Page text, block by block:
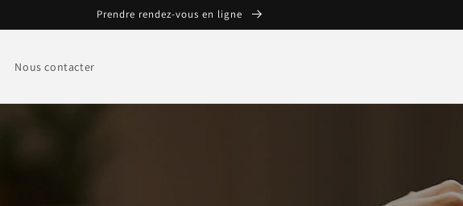
Prendre rendez-vous en ligne
Nous contacter